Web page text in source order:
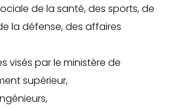
de la santé, des sports, de
la défense, des affaires
visés par le ministère de
supérieur,